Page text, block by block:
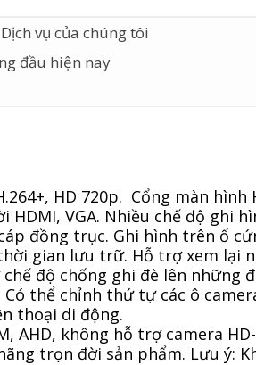
Dịch vụ của chúng tôi
đầu hiện nay
HD 720p. Cổng màn hình
HDMI, VGA. Nhiều chế độ ghi
đồng trục. Ghi hình trên ổ
gian lưu trữ. Hỗ trợ xem lại
độ chống ghi đè lên những
thể chỉnh thứ tự các ô
thoại di động.
AHD, không hỗ trợ camera HD-
trọn đời sản phẩm. Lưu ý: